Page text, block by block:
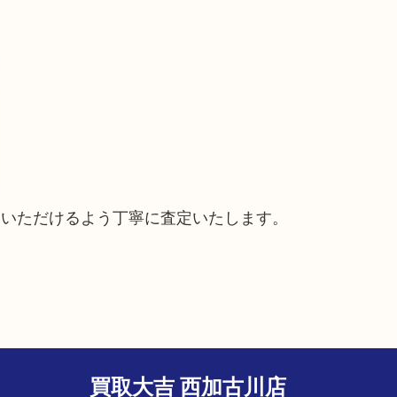
ただけるよう丁寧に査定いたします。
買取大吉 西加古川店